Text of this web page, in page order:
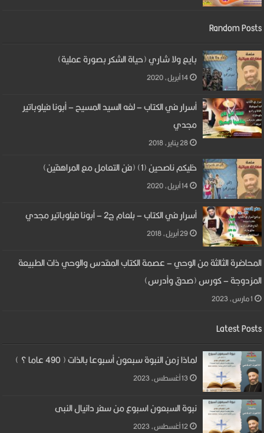
Random Posts
بايع ولا شاري (حياة الشكر بصورة عملية)
14 أبريل، 2020
أسرار في الكتاب – لغه السيد المسيح – أبونا فيلوباتير
مجدي
28 يناير، 2018
خليكم ناصحين (1) (فن التعامل مع المراهقين)
14 أبريل، 2020
أسرار في الكتاب – بلعام ج2 – أبونا فيلوباتير مجدي
29 أبريل، 2018
المحاضرة الثالثة من الوحي – عصمة الكتاب المقدس والوحي ذات الطبيعة
المزدوجة – كورس (صدق وأدرس)
1 مارس، 2023
Latest Posts
لماذا زمن النبوة سبعون أسبوعا بالذات ( 490 عاما ؟ )
13 أغسطس، 2023
نبوة السبعون اسبوع من سفر دانيال النبى
12 أغسطس، 2023